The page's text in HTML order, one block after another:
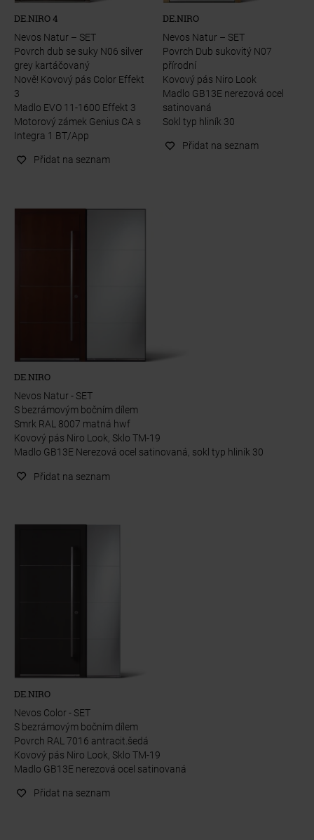
DE.NIRO 4
Nevos Natur – SET
Povrch dub se suky N06 silver
grey kartáčovaný
Nově! Kovový pás Color Effekt
3
Madlo EVO 11-1600 Effekt 3
Motorový zámek Genius CA s
Integra 1 BT/App
Přidat na seznam
DE.NIRO
Nevos Natur - SET
S bezrámovým bočním dílem
Smrk RAL 8007 matná hwf
Kovový pás Niro Look, Sklo TM-19
Madlo GB13E Nerezová ocel satinovaná, sokl typ hliník 30
Přidat na seznam
DE.NIRO
Nevos Color - SET
S bezrámovým bočním dílem
Povrch RAL 7016 antracit.šedá
Kovový pás Niro Look, Sklo TM-19
Madlo GB13E nerezová ocel satinovaná
Přidat na seznam
DE.NIRO
Nevos Natur – SET
Povrch Dub sukovitý N07
přírodní
Kovový pás Niro Look
Madlo GB13E nerezová ocel
satinovaná
Sokl typ hliník 30
Přidat na seznam